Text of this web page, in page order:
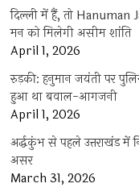
दिल्ली में हैं, तो Hanuman
मन को मिलेगी असीम शांति
April 1, 2026
रुड़की: हनुमान जयंती पर
हुआ था बवाल-आगजनी
April 1, 2026
अर्द्धकुंभ से पहले उत्तराखंड में
असर
March 31, 2026